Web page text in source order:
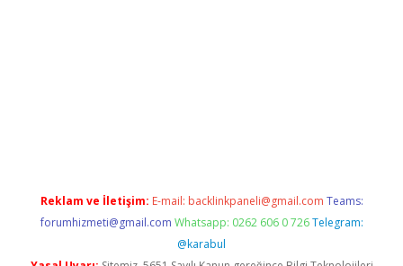
Reklam ve İletişim: E-mail: backlinkpaneli@gmail.com Teams:
forumhizmeti@gmail.com Whatsapp: 0262 606 0 726 Telegram:
@karabul